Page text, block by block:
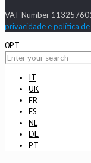
VAT Number
privacidade e política
0PT
IT
UK
FR
ES
NL
DE
PT